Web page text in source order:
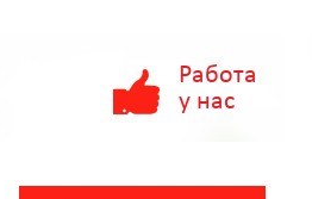
Работа
у нас